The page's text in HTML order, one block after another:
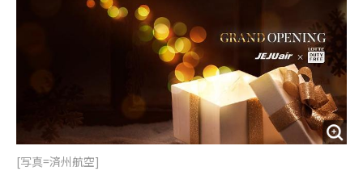
[写真=済州航空]